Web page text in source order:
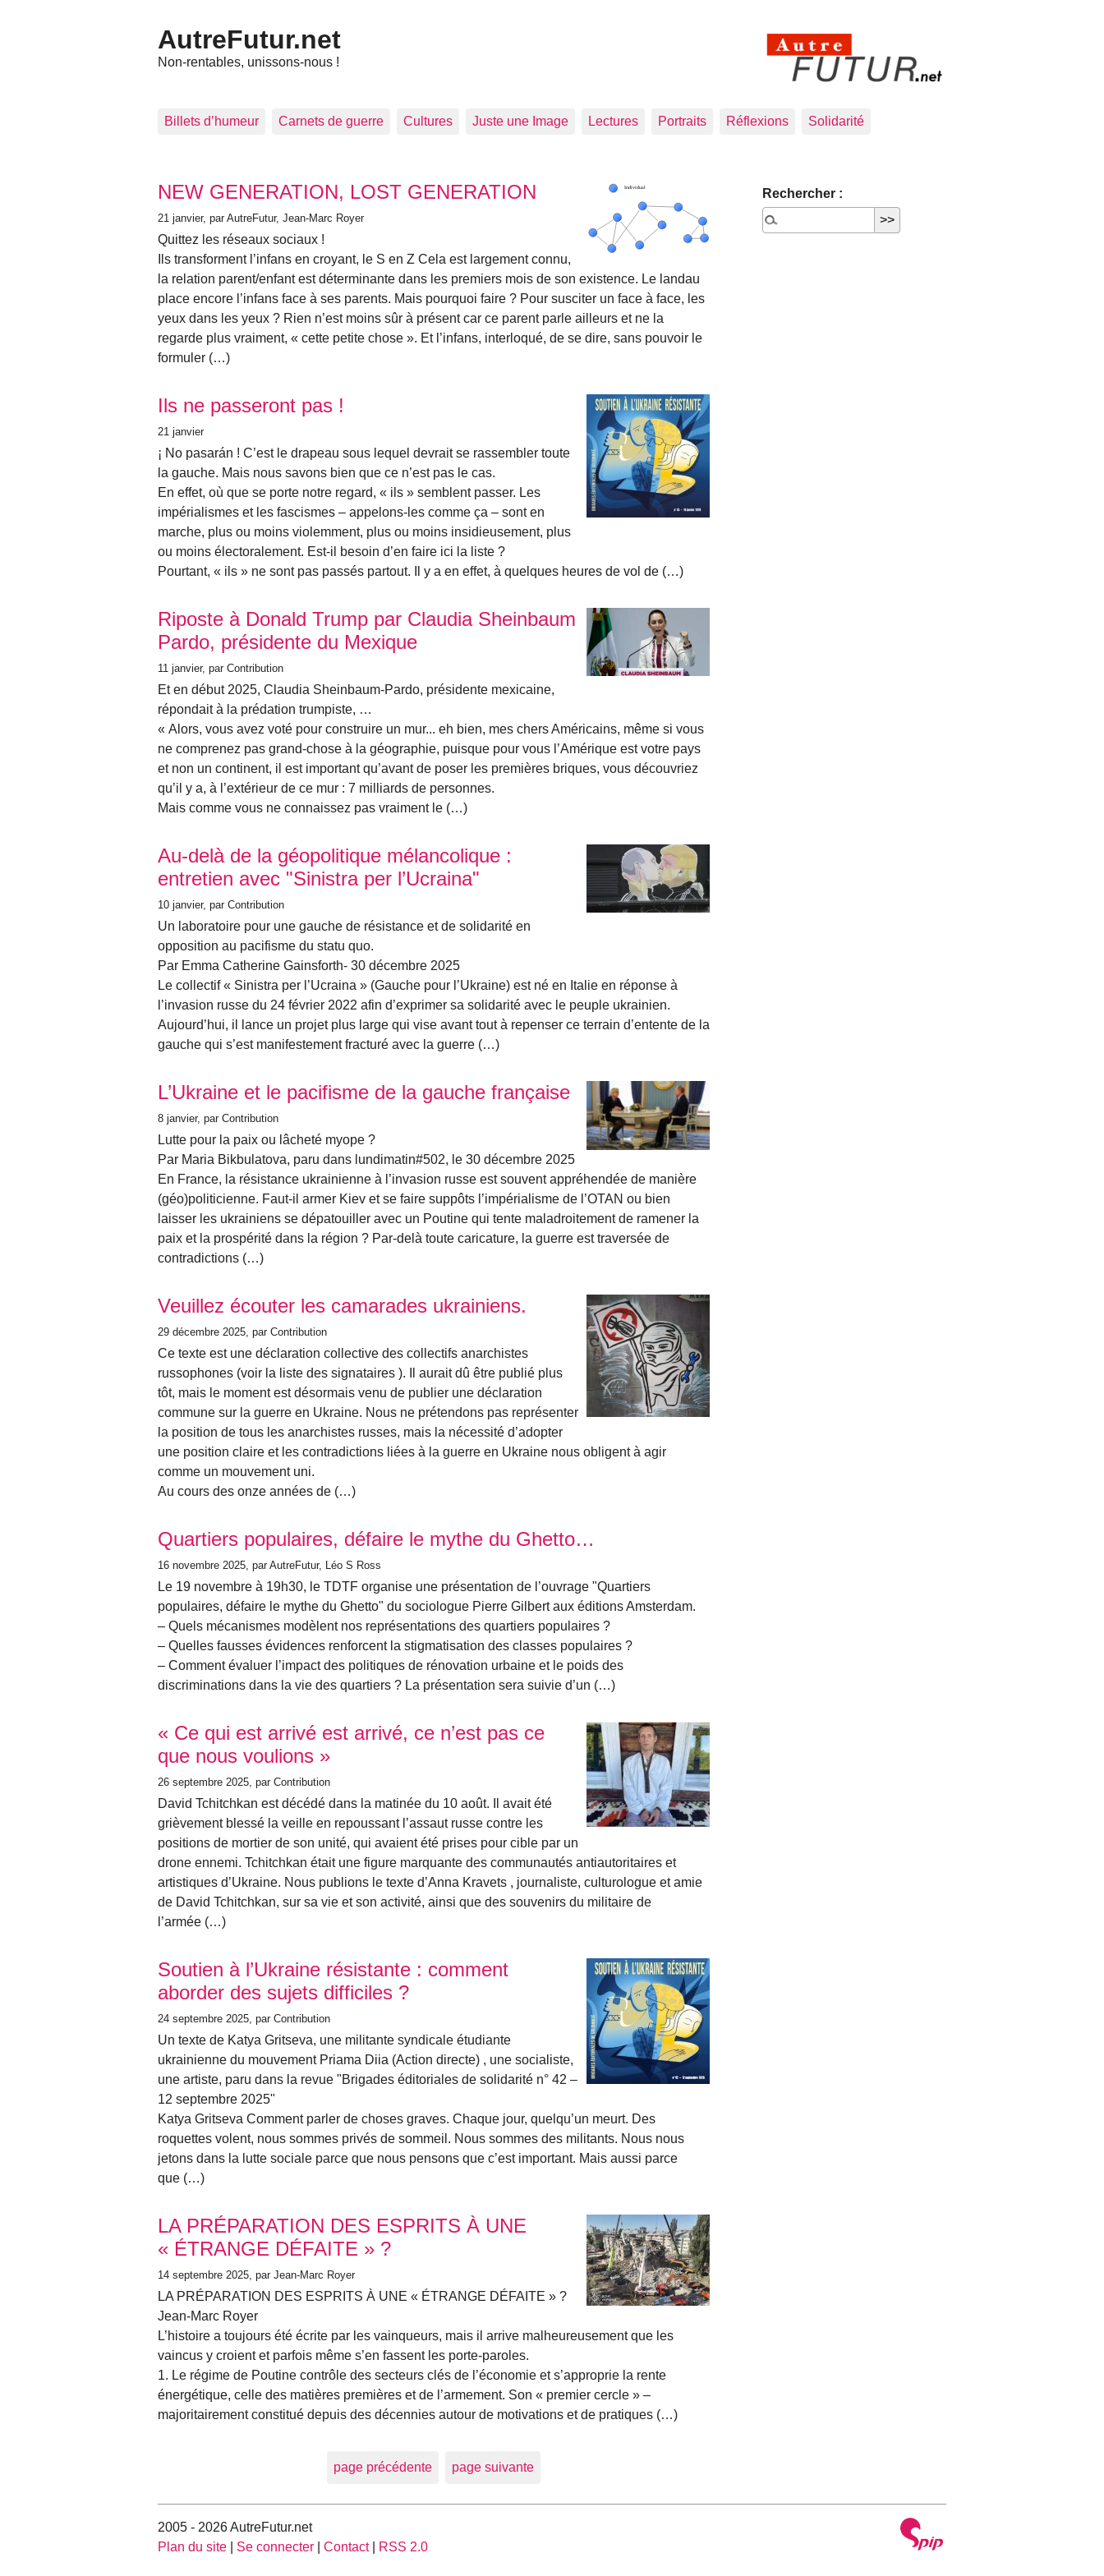
AutreFutur.net
Non-rentables, unissons-nous !
Billets d’humeur Carnets de guerre Cultures Juste une Image Lectures Portraits Réflexions Solidarité
Articles les plus récents
NEW GENERATION, LOST GENERATION
21 janvier, par AutreFutur, Jean-Marc Royer
Quittez les réseaux sociaux !
Ils transforment l’infans en croyant, le S en Z Cela est largement connu,
la relation parent/enfant est déterminante dans les premiers mois de son existence. Le landau
place encore l’infans face à ses parents. Mais pourquoi faire ? Pour susciter un face à face, les
yeux dans les yeux ? Rien n’est moins sûr à présent car ce parent parle ailleurs et ne la
regarde plus vraiment, « cette petite chose ». Et l’infans, interloqué, de se dire, sans pouvoir le
formuler (…)
Ils ne passeront pas !
21 janvier
¡ No pasarán ! C’est le drapeau sous lequel devrait se rassembler toute
la gauche. Mais nous savons bien que ce n’est pas le cas.
En effet, où que se porte notre regard, « ils » semblent passer. Les
impérialismes et les fascismes – appelons-les comme ça – sont en
marche, plus ou moins violemment, plus ou moins insidieusement, plus
ou moins électoralement. Est-il besoin d’en faire ici la liste ?
Pourtant, « ils » ne sont pas passés partout. Il y a en effet, à quelques heures de vol de (…)
Riposte à Donald Trump par Claudia Sheinbaum
Pardo, présidente du Mexique
11 janvier, par Contribution
Et en début 2025, Claudia Sheinbaum-Pardo, présidente mexicaine,
répondait à la prédation trumpiste, …
« Alors, vous avez voté pour construire un mur... eh bien, mes chers Américains, même si vous
ne comprenez pas grand-chose à la géographie, puisque pour vous l’Amérique est votre pays
et non un continent, il est important qu’avant de poser les premières briques, vous découvriez
qu’il y a, à l’extérieur de ce mur : 7 milliards de personnes.
Mais comme vous ne connaissez pas vraiment le (…)
Au-delà de la géopolitique mélancolique :
entretien avec "Sinistra per l’Ucraina"
10 janvier, par Contribution
Un laboratoire pour une gauche de résistance et de solidarité en
opposition au pacifisme du statu quo.
Par Emma Catherine Gainsforth- 30 décembre 2025
Le collectif « Sinistra per l’Ucraina » (Gauche pour l’Ukraine) est né en Italie en réponse à
l’invasion russe du 24 février 2022 afin d’exprimer sa solidarité avec le peuple ukrainien.
Aujourd’hui, il lance un projet plus large qui vise avant tout à repenser ce terrain d’entente de la
gauche qui s’est manifestement fracturé avec la guerre (…)
L’Ukraine et le pacifisme de la gauche française
8 janvier, par Contribution
Lutte pour la paix ou lâcheté myope ?
Par Maria Bikbulatova, paru dans lundimatin#502, le 30 décembre 2025
En France, la résistance ukrainienne à l’invasion russe est souvent appréhendée de manière
(géo)politicienne. Faut-il armer Kiev et se faire suppôts l’impérialisme de l’OTAN ou bien
laisser les ukrainiens se dépatouiller avec un Poutine qui tente maladroitement de ramener la
paix et la prospérité dans la région ? Par-delà toute caricature, la guerre est traversée de
contradictions (…)
Veuillez écouter les camarades ukrainiens.
29 décembre 2025 , par Contribution
Ce texte est une déclaration collective des collectifs anarchistes
russophones (voir la liste des signataires ). Il aurait dû être publié plus
tôt, mais le moment est désormais venu de publier une déclaration
commune sur la guerre en Ukraine. Nous ne prétendons pas représenter
la position de tous les anarchistes russes, mais la nécessité d’adopter
une position claire et les contradictions liées à la guerre en Ukraine nous obligent à agir
comme un mouvement uni.
Au cours des onze années de (…)
Quartiers populaires, défaire le mythe du Ghetto…
16 novembre 2025 , par AutreFutur, Léo S Ross
Le 19 novembre à 19h30, le TDTF organise une présentation de l’ouvrage "Quartiers
populaires, défaire le mythe du Ghetto" du sociologue Pierre Gilbert aux éditions Amsterdam.
– Quels mécanismes modèlent nos représentations des quartiers populaires ?
– Quelles fausses évidences renforcent la stigmatisation des classes populaires ?
– Comment évaluer l’impact des politiques de rénovation urbaine et le poids des
discriminations dans la vie des quartiers ? La présentation sera suivie d’un (…)
« Ce qui est arrivé est arrivé, ce n’est pas ce
que nous voulions »
26 septembre 2025 , par Contribution
David Tchitchkan est décédé dans la matinée du 10 août. Il avait été
grièvement blessé la veille en repoussant l’assaut russe contre les
positions de mortier de son unité, qui avaient été prises pour cible par un
drone ennemi. Tchitchkan était une figure marquante des communautés antiautoritaires et
artistiques d’Ukraine. Nous publions le texte d’Anna Kravets , journaliste, culturologue et amie
de David Tchitchkan, sur sa vie et son activité, ainsi que des souvenirs du militaire de
l’armée (…)
Soutien à l’Ukraine résistante : comment
aborder des sujets difficiles ?
24 septembre 2025 , par Contribution
Un texte de Katya Gritseva, une militante syndicale étudiante
ukrainienne du mouvement Priama Diia (Action directe) , une socialiste,
une artiste, paru dans la revue "Brigades éditoriales de solidarité n° 42 –
12 septembre 2025"
Katya Gritseva Comment parler de choses graves. Chaque jour, quelqu’un meurt. Des
roquettes volent, nous sommes privés de sommeil. Nous sommes des militants. Nous nous
jetons dans la lutte sociale parce que nous pensons que c’est important. Mais aussi parce
que (…)
LA PRÉPARATION DES ESPRITS À UNE
« ÉTRANGE DÉFAITE » ?
14 septembre 2025 , par Jean-Marc Royer
LA PRÉPARATION DES ESPRITS À UNE « ÉTRANGE DÉFAITE » ?
Jean-Marc Royer
L’histoire a toujours été écrite par les vainqueurs, mais il arrive malheureusement que les
vaincus y croient et parfois même s’en fassent les porte-paroles.
1. Le régime de Poutine contrôle des secteurs clés de l’économie et s’approprie la rente
énergétique, celle des matières premières et de l’armement. Son « premier cercle » –
majoritairement constitué depuis des décennies autour de motivations et de pratiques (…)
page précédente page suivante
Rechercher :
2005 - 2026 AutreFutur.net
Plan du site
Se connecter Contact| RSS 2.0